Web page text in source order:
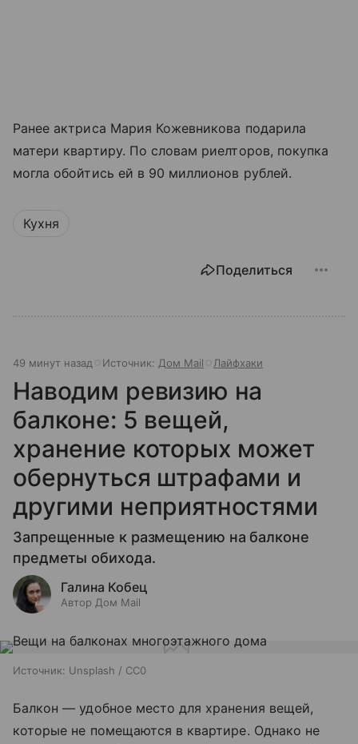
Ранее актриса Мария Кожевникова подарила
матери квартиру. По словам риелторов, покупка
могла обойтись ей в 90 миллионов рублей.
Кухня
Поделиться
49 минут назад Источник: Дом Mail Лайфхаки
Наводим ревизию на
балконе: 5 вещей,
хранение которых может
обернуться штрафами и
другими неприятностями
Запрещенные к размещению на балконе
предметы обихода.
Галина Кобец
Автор Дом Mail
Источник: Unsplash / CC0
Балкон — удобное место для хранения вещей,
которые не помещаются в квартире. Однако не